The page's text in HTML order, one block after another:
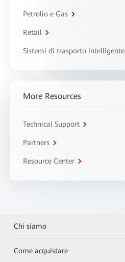
Petrolio e Gas
Retail
Sistemi di trasporto intelligente
More Resources
Technical Support
Partners
Resource Center
Chi siamo
Come acquistare